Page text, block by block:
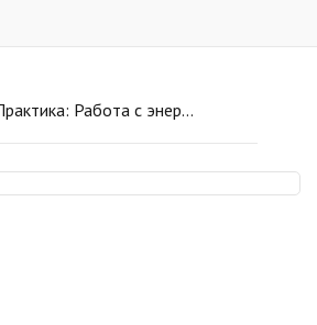
Работа с энергией руны Тейваз